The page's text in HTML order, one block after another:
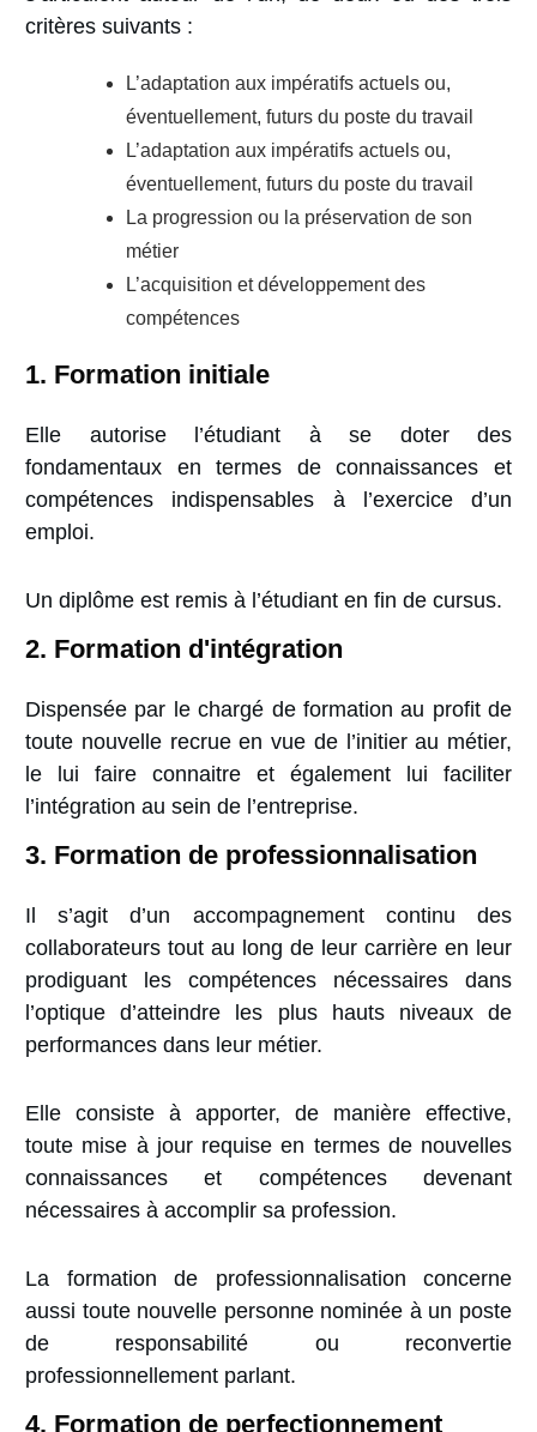
critères suivants :
L’adaptation aux impératifs actuels ou,
éventuellement, futurs du poste du travail
L’adaptation aux impératifs actuels ou,
éventuellement, futurs du poste du travail
La progression ou la préservation de son
métier
L’acquisition et développement des
compétences
1. Formation initiale
Elle autorise l’étudiant à se doter des
fondamentaux en termes de connaissances et
compétences indispensables à l’exercice d’un
emploi.
Un diplôme est remis à l’étudiant en fin de cursus.
2. Formation d'intégration
Dispensée par le chargé de formation au profit de
toute nouvelle recrue en vue de l’initier au métier,
le lui faire connaitre et également lui faciliter
l’intégration au sein de l’entreprise.
3. Formation de professionnalisation
Il s’agit d’un accompagnement continu des
collaborateurs tout au long de leur carrière en leur
prodiguant les compétences nécessaires dans
l’optique d’atteindre les plus hauts niveaux de
performances dans leur métier.
Elle consiste à apporter, de manière effective,
toute mise à jour requise en termes de nouvelles
connaissances et compétences devenant
nécessaires à accomplir sa profession.
La formation de professionnalisation concerne
aussi toute nouvelle personne nominée à un poste
de responsabilité ou reconvertie
professionnellement parlant.
4. Formation de perfectionnement